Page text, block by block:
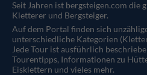
Seit Jahren ist bergsteigen.com die
Kletterer und Bergsteiger.
Auf dem Portal finden sich
unterschiedliche Kategorien
Jede Tour ist ausführlich
Tourentipps, Informationen zu
Eisklettern und vieles mehr.